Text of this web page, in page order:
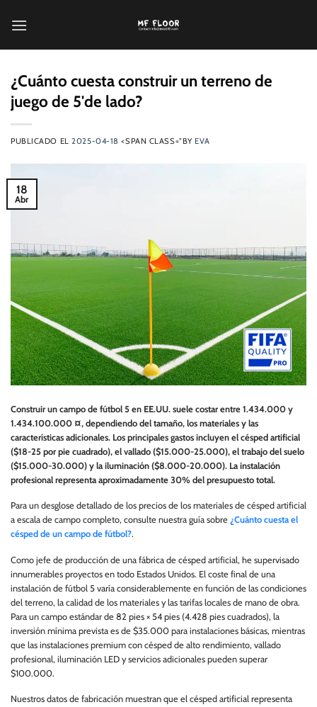
¿Cuánto cuesta construir un terreno de
juego de 5'de lado?
PUBLICADO EL2025-04-18 <SPAN CLASS="BY EVA
18
Abr
Construir un campo de fútbol 5 en EE.UU. suele costar entre 1.434.000 y
1.434.100.000 ¤, dependiendo del tamaño, los materiales y las
características adicionales. Los principales gastos incluyen el césped artificial
($18-25 por pie cuadrado), el vallado ($15.000-25.000), el trabajo del suelo
($15.000-30.000) y la iluminación ($8.000-20.000). La instalación
profesional representa aproximadamente 30% del presupuesto total.
Para un desglose detallado de los precios de los materiales de césped artificial
a escala de campo completo, consulte nuestra guía sobre ¿Cuánto cuesta el
césped de un campo de fútbol?.
Como jefe de producción de una fábrica de césped artificial, he supervisado
innumerables proyectos en todo Estados Unidos. El coste final de una
instalación de fútbol 5 varía considerablemente en función de las condiciones
del terreno, la calidad de los materiales y las tarifas locales de mano de obra.
Para un campo estándar de 82 pies × 54 pies (4.428 pies cuadrados), la
inversión mínima prevista es de $35.000 para instalaciones básicas, mientras
que las instalaciones premium con césped de alto rendimiento, vallado
profesional, iluminación LED y servicios adicionales pueden superar
$100.000.
Nuestros datos de fabricación muestran que el césped artificial representa